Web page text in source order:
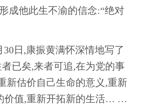
成他此生不渝的信念:“绝对
30日,康振黄满怀深情地写了
者已矣,来者可追,在为党的事
新估价自己生命的意义,重新
价值,重新开拓新的生活… …